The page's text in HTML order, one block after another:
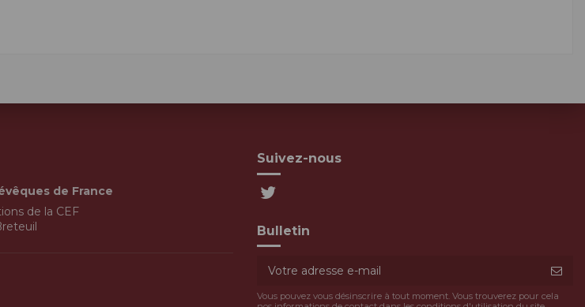
de France
de la CEF
Suivez-nous
Bulletin
Vous pouvez vous désinscrire à tout moment. Vous trouverez pour cela